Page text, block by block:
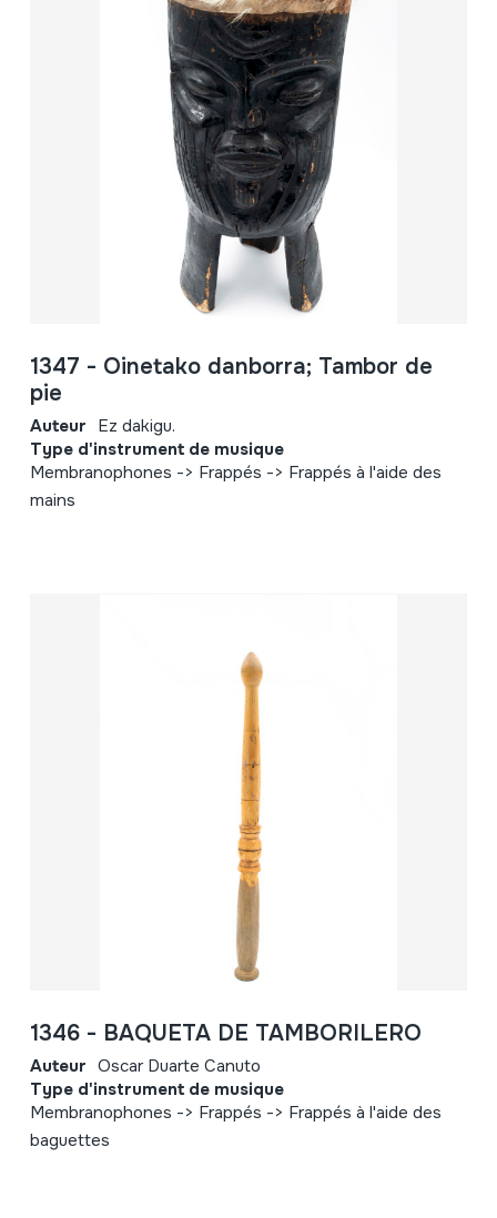
1347 - Oinetako danborra; Tambor de
pie
Auteur Ez dakigu.
Type d'instrument de musique
Membranophones -> Frappés -> Frappés à l'aide des
mains
1346 - BAQUETA DE TAMBORILERO
Auteur Oscar Duarte Canuto
Type d'instrument de musique
Membranophones -> Frappés -> Frappés à l'aide des
baguettes